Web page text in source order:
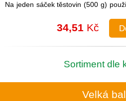
Na jeden sáček těstovin (500 g)
Návod na přípravu: Do uvařených
směs a lžíci olivového oleje. Je
rozehřát a koření na něm zlehka
následně přidat směs k těstovinám.
v obchodě.
Uchovávejte v suchu a temnu.
34,51Kč
Sortiment dle
Velká